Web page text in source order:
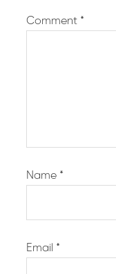
Comment *
Name *
Email *